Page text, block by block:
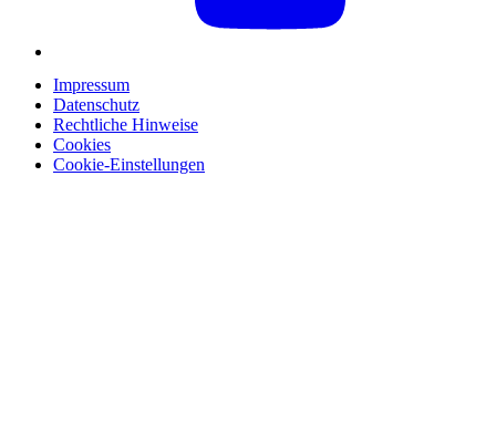
Impressum
Datenschutz
Rechtliche Hinweise
Cookies
Cookie-Einstellungen